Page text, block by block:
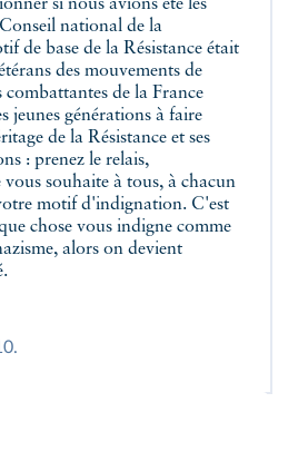
si nous avions été les
national de la
de base de la Résistance était
des mouvements de
combattantes de la France
jeunes générations à faire
de la Résistance et ses
: prenez le relais,
souhaite à tous, à chacun
motif d'indignation. C'est
chose vous indigne comme
alors on devient